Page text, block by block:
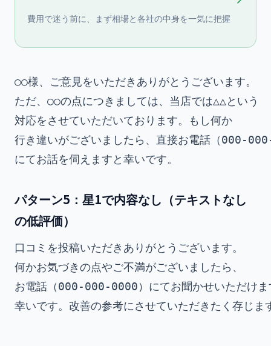
費用で迷う前に、まず相場と各社の中身を一気に把握
○○様、ご意見をいただきありがとうございます。
ただ、○○の点につきましては、当店では△△という
対応をさせていただいております。もし何か
行き違いがございましたら、直接お電話（000-
パターン5：星1で内容なし（テキストなし
の低評価）
口コミを投稿いただきありがとうございます。
何かお気づきの点やご不満がございましたら、
お電話（000-000-0000）にてお聞かせいただけま